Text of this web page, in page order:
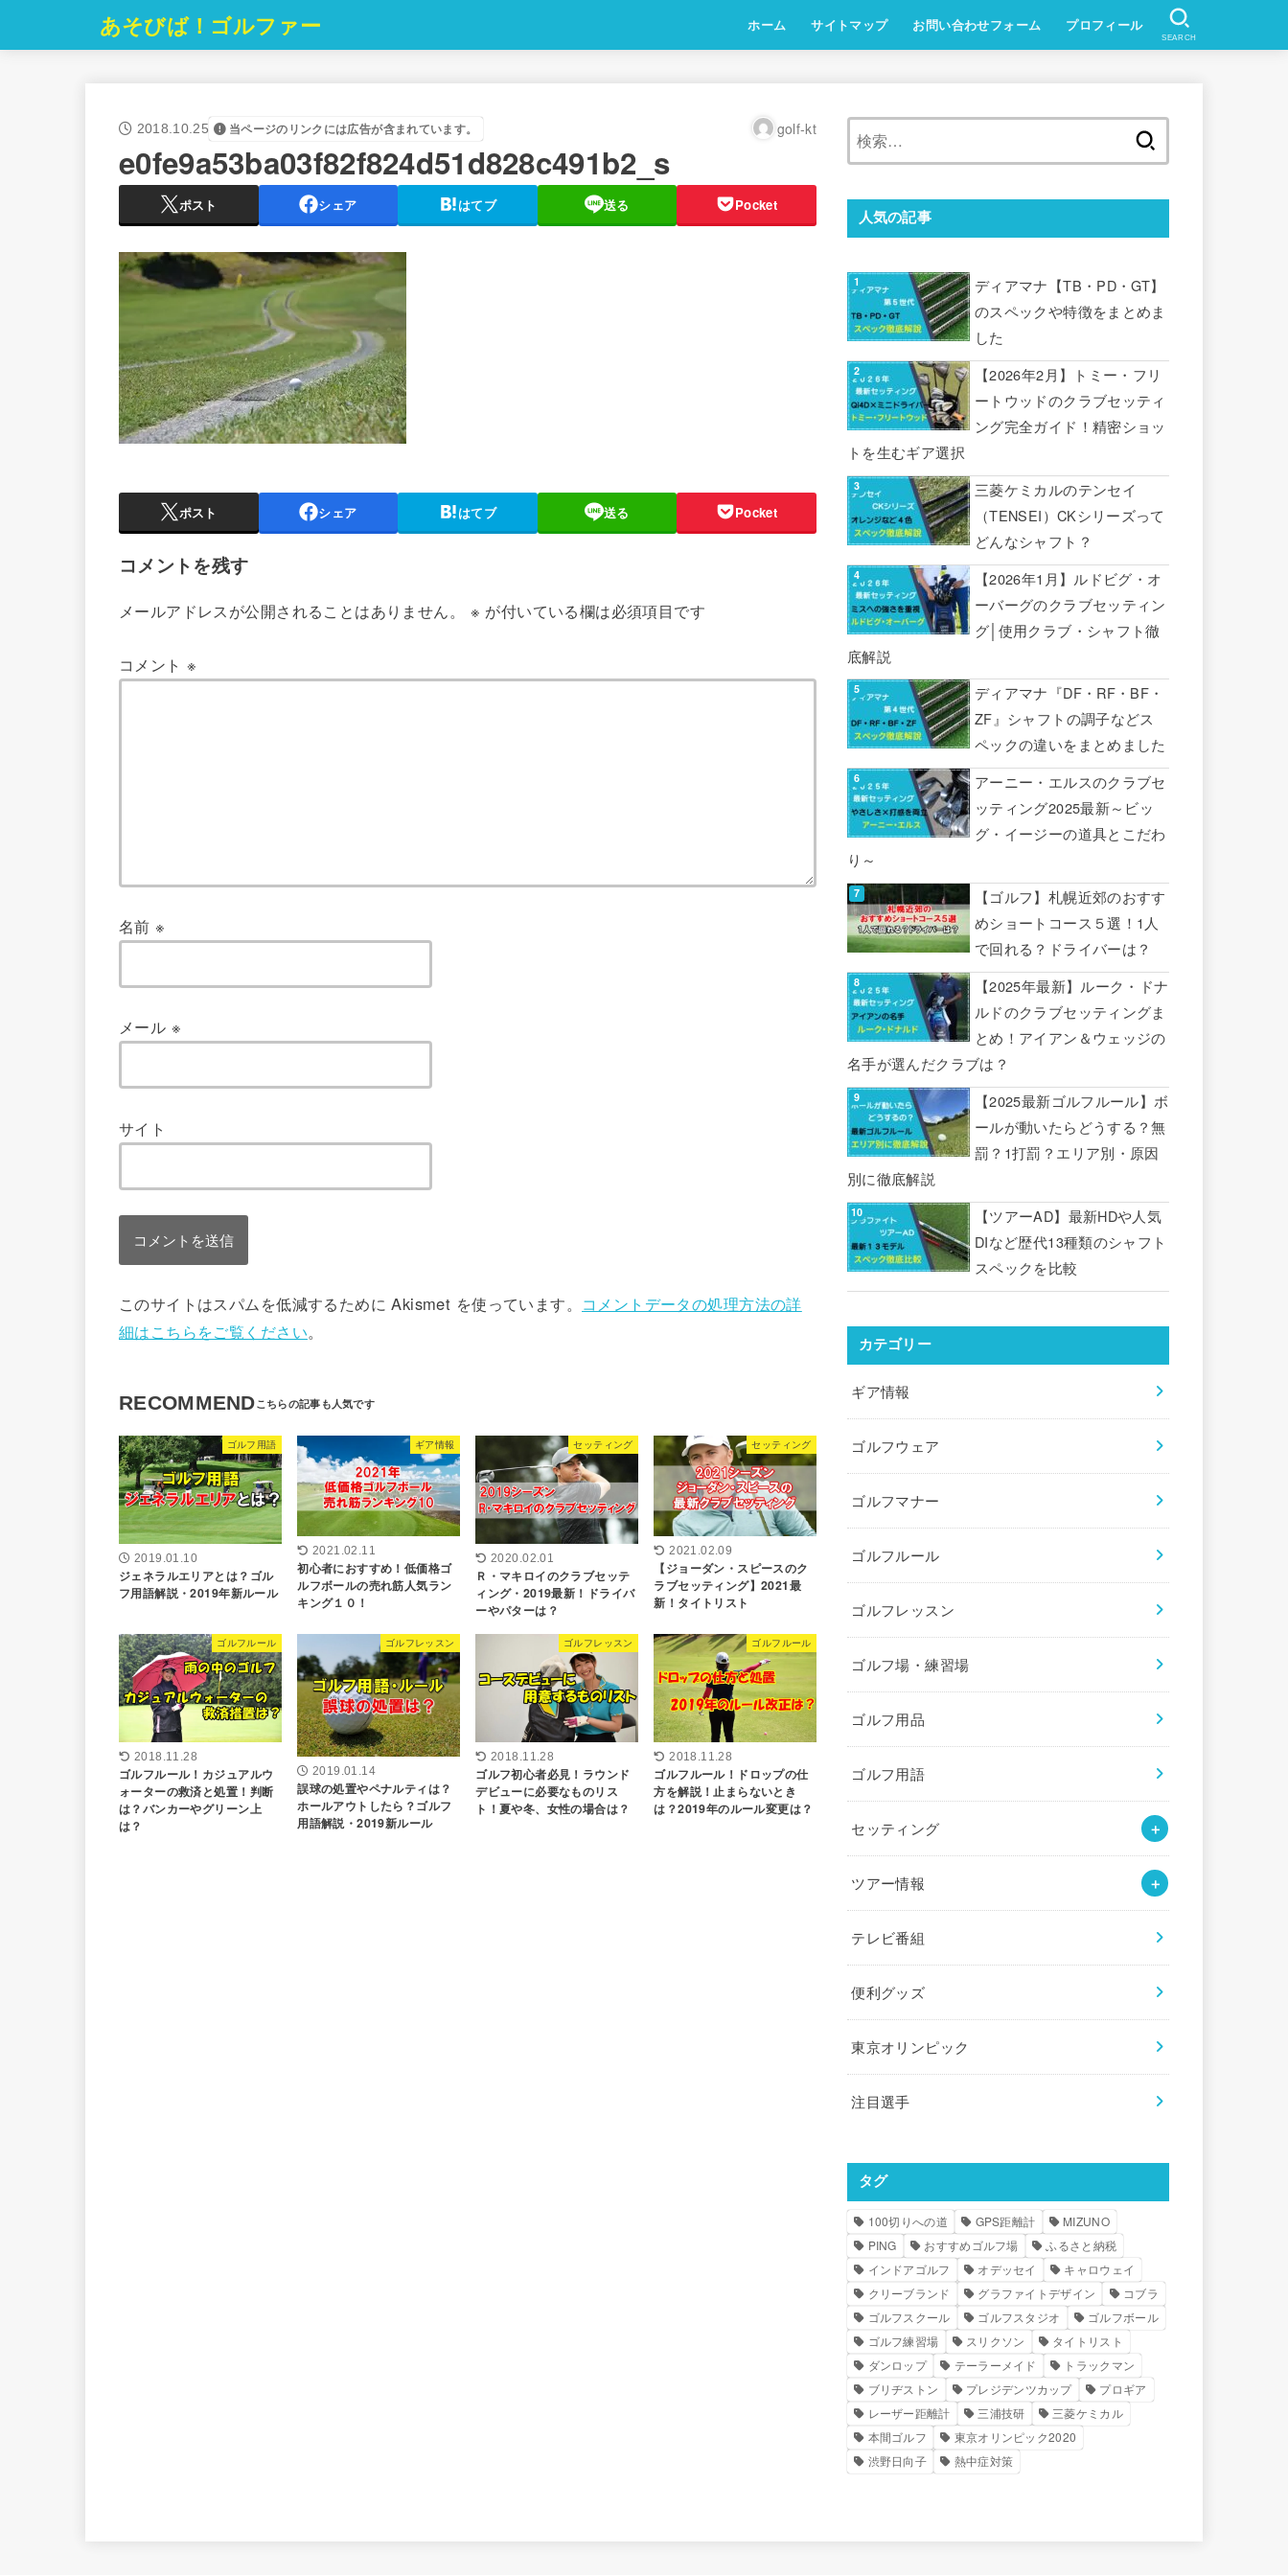
あそびば！ゴルファー ホーム サイトマップ お問い合わせフォーム プロフィール
SEARCH
2018.10.25 当ページのリンクには広告が含まれています。 golf-kt
e0fe9a53ba03f82f824d51d828c491b2_s
ポスト シェア はてブ 送る Pocket
ポスト シェア はてブ 送る Pocket
コメントを残す
メールアドレスが公開されることはありません。 ※ が付いている欄は必須項目です
コメント※
名前※
メール ※
サイト
このサイトはスパムを低減するために Akismet を使っています。 コメントデータの処理方法の詳
細はこちらをご覧ください。
RECOMMEND
ゴルフ用語
2019.01.10
ジェネラルエリアとは？ゴル
フ用語解説・2019年新ルール
ギア情報
2021.02.11
初心者におすすめ！低価格ゴ
ルフボールの売れ筋人気ラン
キング１０！
セッティング
2020.02.01
Ｒ・マキロイのクラブセッテ
ィング・2019最新！ドライバ
ーやパターは？
セッティング
2021.02.09
【ジョーダン・スピースのク
ラブセッティング】2021最
新！タイトリスト
ゴルフルール
2018.11.28
ゴルフルール！カジュアルウ
ォーターの救済と処置！判断
は？バンカーやグリーン上
は？
ゴルフレッスン
2019.01.14
誤球の処置やペナルティは？
ホールアウトしたら？ゴルフ
用語解説・2019新ルール
ゴルフレッスン
2018.11.28
ゴルフ初心者必見！ラウンド
デビューに必要なものリス
ト！夏や冬、女性の場合は？
ゴルフルール
2018.11.28
ゴルフルール！ドロップの仕
方を解説！止まらないとき
は？2019年のルール変更は？
人気の記事
ディアマナ【TB・PD・GT】
のスペックや特徴をまとめま
した
【2026年2月】トミー・フリ
ートウッドのクラブセッティ
ング完全ガイド！精密ショッ
トを生むギア選択
三菱ケミカルのテンセイ
（TENSEI）CKシリーズって
どんなシャフト？
【2026年1月】ルドビグ・オ
ーバーグのクラブセッティン
グ│使用クラブ・シャフト徹
底解説
ディアマナ『DF・RF・BF・
ZF』シャフトの調子などス
ペックの違いをまとめました
アーニー・エルスのクラブセ
ッティング2025最新～ビッ
グ・イージーの道具とこだわ
り～
【ゴルフ】札幌近郊のおすす
めショートコース５選！1人
で回れる？ドライバーは？
【2025年最新】ルーク・ドナ
ルドのクラブセッティングま
とめ！アイアン＆ウェッジの
名手が選んだクラブは？
【2025最新ゴルフルール】ボ
ールが動いたらどうする？無
罰？1打罰？エリア別・原因
別に徹底解説
【ツアーAD】最新HDや人気
DIなど歴代13種類のシャフト
スペックを比較
カテゴリー
ギア情報
ゴルフウェア
ゴルフマナー
ゴルフルール
ゴルフレッスン
ゴルフ場・練習場
ゴルフ用品
ゴルフ用語
セッティング
ツアー情報
テレビ番組
便利グッズ
東京オリンピック
注目選手
タグ
100切りへの道 GPS距離計
MIZUNO
PING
おすすめゴルフ場
ふるさと納税
インドアゴルフ
オデッセイ
キャロウェイ
クリーブランド
グラファイトデザイン
コブラ
ゴルフスクール
ゴルフスタジオ
ゴルフボール
ゴルフ練習場
スリクソン
タイトリスト
ダンロップ
テーラーメイド
トラックマン
ブリヂストン
プレジデンツカップ
プロギア
レーザー距離計
三浦技研
三菱ケミカル
本間ゴルフ
東京オリンピック2020
渋野日向子
熱中症対策